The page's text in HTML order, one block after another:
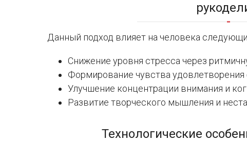
Данный подход влияет на человека
Снижение уровня стресса через
Формирование чувства удовлетворения
Улучшение концентрации внимания и
Развитие творческого мышления и
Технологические